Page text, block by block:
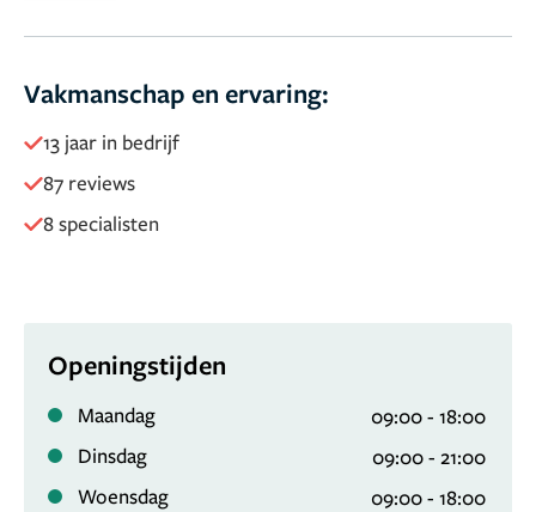
Zien we jou ook snel (weer) terug op één van onze
locaties?
Have a great day,
Vakmanschap en ervaring:
13 jaar in bedrijf
87 reviews
8 specialisten
Openingstijden
Maandag
09:00 - 18:00
Dinsdag
09:00 - 21:00
Woensdag
09:00 - 18:00